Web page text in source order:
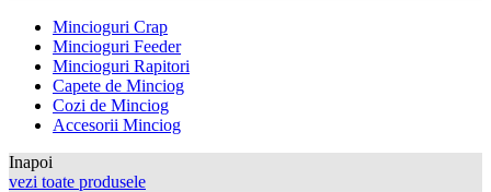
Mincioguri Crap
Mincioguri Feeder
Mincioguri Rapitori
Capete de Minciog
Cozi de Minciog
Accesorii Minciog
Inapoi
vezi toate produsele